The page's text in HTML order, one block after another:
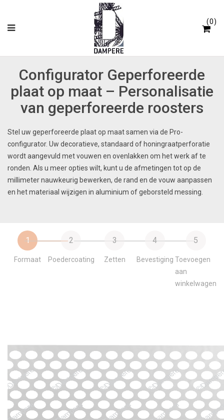
0
Configurator Geperforeerde
plaat op maat – Personalisatie
van geperforeerde roosters
Stel uw geperforeerde plaat op maat samen via de Pro-
configurator. Uw decoratieve, standaard of honingraatperforatie
wordt aangevuld met vouwen en ovenlakken om het werk af te
ronden. Als u meer opties wilt, kunt u de afmetingen tot op de
millimeter nauwkeurig bewerken, de rand en de vouw aanpassen
en het materiaal wijzigen in aluminium of geborsteld messing.
1
Formaat
2
Poedercoating
3
Zetten
4
Bevestiging
5
Toevoegen
aan
winkelwagen